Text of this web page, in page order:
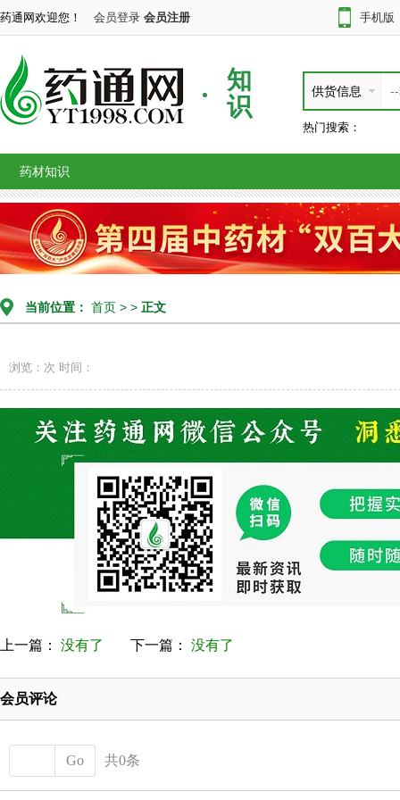
药通网欢迎您！ 会员登录 会员注册 手机版
知
识
供货信息
热门搜索：
药材知识
当前位置： 首页 > > 正文
浏览：次 时间：
上一篇： 没有了 下一篇： 没有了
会员评论
Go 共0条